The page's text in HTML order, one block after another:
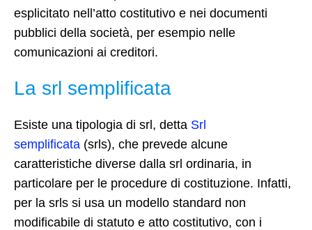
esplicitato nell’atto costitutivo e nei documenti
pubblici della società, per esempio nelle
comunicazioni ai creditori.
La srl semplificata
Esiste una tipologia di srl, detta Srl
semplificata (srls), che prevede alcune
caratteristiche diverse dalla srl ordinaria, in
particolare per le procedure di costituzione. Infatti,
per la srls si usa un modello standard non
modificabile di statuto e atto costitutivo, con i